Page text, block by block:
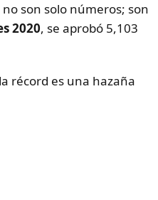
son solo números; son
2020, se aprobó 5,103
récord es una hazaña